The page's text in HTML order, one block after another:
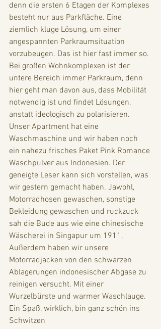
denn die ersten 6 Etagen der Komplexes
besteht nur aus Parkfläche. Eine
ziemlich kluge Lösung, um einer
angespannten Parkraumsituation
vorzubeugen. Das ist hier fast immer so.
Bei großen Wohnkomplexen ist der
untere Bereich immer Parkraum, denn
hier geht man davon aus, dass Mobilität
notwendig ist und findet Lösungen,
anstatt ideologisch zu polarisieren.
Unser Apartment hat eine
Waschmaschine und wir haben noch
ein nahezu frisches Paket Pink Romance
Waschpulver aus Indonesien. Der
geneigte Leser kann sich vorstellen, was
wir gestern gemacht haben. Jawohl,
Motorradhosen gewaschen, sonstige
Bekleidung gewaschen und ruckzuck
sah die Bude aus wie eine chinesische
Wäscherei in Singapur um 1911.
Außerdem haben wir unsere
Motorradjacken von den schwarzen
Ablagerungen indonesischer Abgase zu
reinigen versucht. Mit einer
Wurzelbürste und warmer Waschlauge.
Ein Spaß, wirklich, bin ganz schön ins
Schwitzen